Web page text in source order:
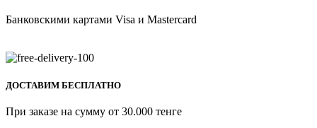
Банковскими картами Visa и Mastercard
ДОСТАВИМ БЕСПЛАТНО
При заказе на сумму от 30.000 тенге